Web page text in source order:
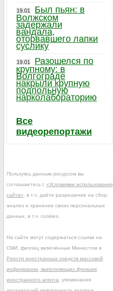
19.01
Был пьян: в
Волжском
задержали
вандала,
оторвавшего лапки
суслику
19.01
Разошелся по
крупному: в
Волгограде
накрыли крупную
подпольную
нарколабораторию
Все
видеорепортажи
Пользуясь данным ресурсом вы
соглашаетесь с «Условиями использования
сайта» , в т.ч. даёте разрешение на сбор,
анализ и хранение своих персональных
данных, в т.ч. cookies.
На сайте могут содержаться ссылки на
СМИ, физлиц включённые Минюстом в
Реестр иностранных средств массовой
информации, выполняющих функции
иностранного агента , упоминания